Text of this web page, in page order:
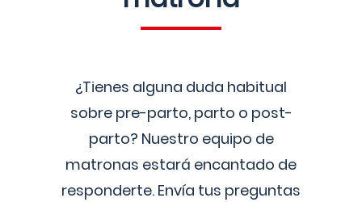
¿Tienes alguna duda habitual
sobre pre-parto, parto o post-
parto? Nuestro equipo de
matronas estará encantado de
responderte. Envía tus preguntas